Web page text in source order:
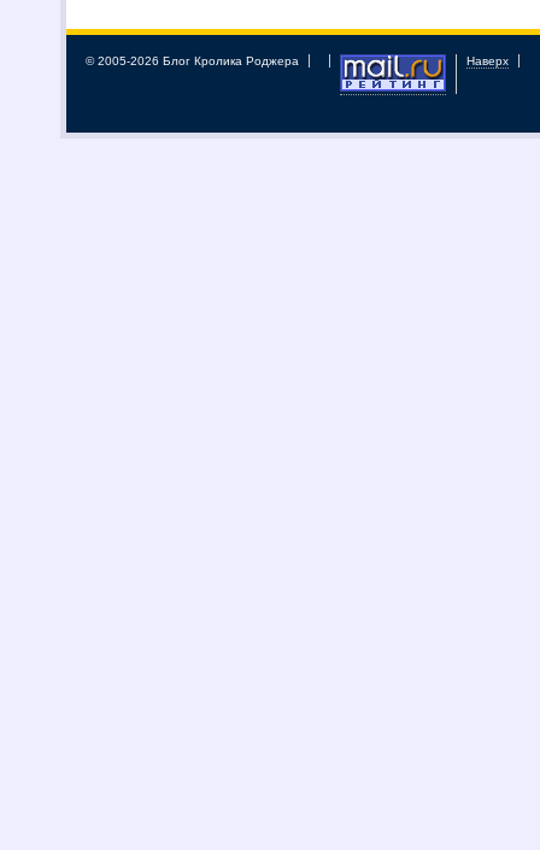
© 2005-2026 Блог Кролика Роджера Наверх